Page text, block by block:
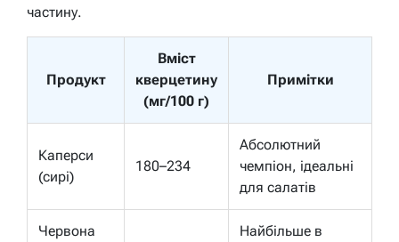
частину.
Продукт
Вміст
кверцетину
(мг/100 г)
Примітки
Каперси
(сирі)
180–234
Абсолютний
чемпіон, ідеальні
для салатів
Червона
Найбільше в